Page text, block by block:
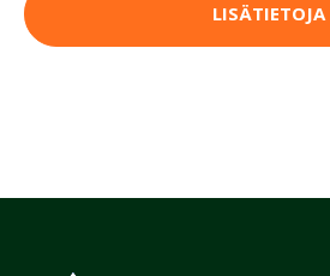
LISÄTIETOJA